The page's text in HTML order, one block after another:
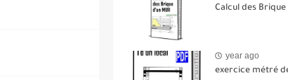
Calcul des
year ago
exercice métré